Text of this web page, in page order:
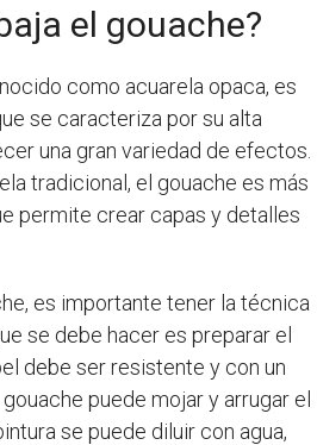
el gouache?
como acuarela opaca, es
se caracteriza por su alta
una gran variedad de efectos.
tradicional, el gouache es más
permite crear capas y detalles
es importante tener la técnica
se debe hacer es preparar el
debe ser resistente y con un
puede mojar y arrugar el
se puede diluir con agua,